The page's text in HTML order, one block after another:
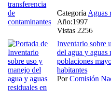
Categoría Aguas
Año:1997
Vistas 2256
Inventario sobre
del agua y aguas
poblaciones
habitantes
PorComisión